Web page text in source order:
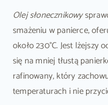
Olej słonecznikowy
smażeniu w panierce,
około 230°C. Jest lżejszy
się na mniej tłustą
rafinowany, który
temperaturach i nie